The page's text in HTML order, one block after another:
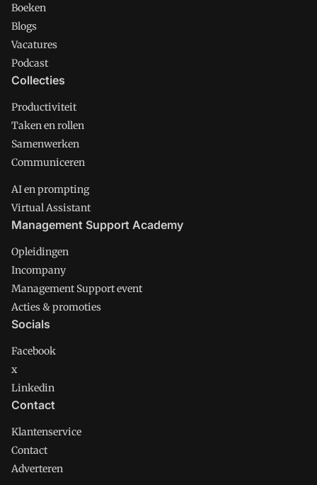
Boeken
Blogs
Vacatures
Podcast
Collecties
Productiviteit
Taken en rollen
Samenwerken
Communiceren
AI en prompting
Virtual Assistant
Management Support Academy
Opleidingen
Incompany
Management Support event
Acties & promoties
Socials
Facebook
x
Linkedin
Contact
Klantenservice
Contact
Adverteren